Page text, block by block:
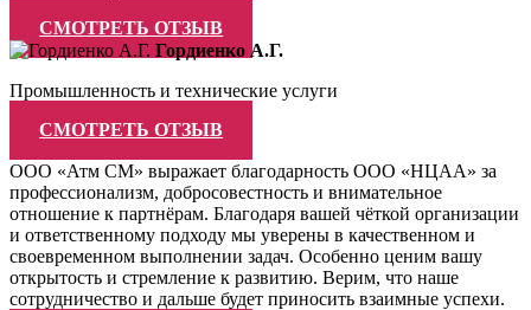
СМОТРЕТЬ ОТЗЫВ
Гордиенко А.Г.
Промышленность и технические услуги
СМОТРЕТЬ ОТЗЫВ
ООО «Атм СМ» выражает благодарность ООО «НЦАА» за
профессионализм, добросовестность и внимательное
отношение к партнёрам. Благодаря вашей чёткой организации
и ответственному подходу мы уверены в качественном и
своевременном выполнении задач. Особенно ценим вашу
открытость и стремление к развитию. Верим, что наше
сотрудничество и дальше будет приносить взаимные успехи.